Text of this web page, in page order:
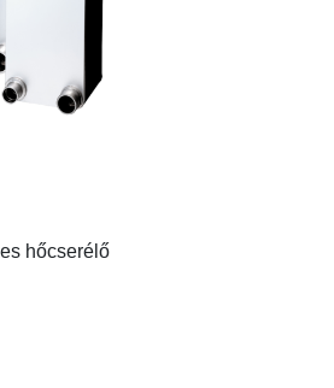
hőcserélő